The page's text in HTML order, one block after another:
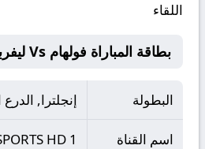
اللقاء
بطاقة المباراة فولهام Vs ليفربول
البطولة إنجلترا, الدرع
اسم القناة HD 1